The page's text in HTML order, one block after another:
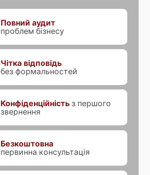
Повний аудит
проблем бізнесу
Чітка відповідь
без формальностей
Конфіденційністьз першого
звернення
Безкоштовна
первинна консультація